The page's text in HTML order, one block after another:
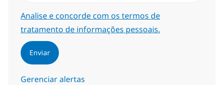
Required
Analise e concorde com os termos de
tratamento de informações pessoais.
Enviar
Gerenciar alertas